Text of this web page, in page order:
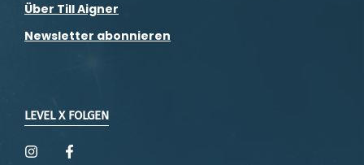
Über Till Aigner
Newsletter abonnieren
LEVEL X FOLGEN